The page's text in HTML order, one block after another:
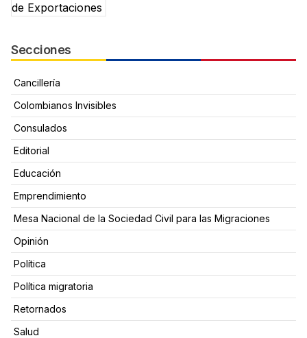
Secciones
Cancillería
Colombianos Invisibles
Consulados
Editorial
Educación
Emprendimiento
Mesa Nacional de la Sociedad Civil para las Migraciones
Opinión
Política
Política migratoria
Retornados
Salud